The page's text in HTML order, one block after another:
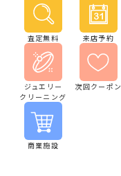
査定無料 来店予約
ジュエリー
クリーニング
次回クーポン
商業施設